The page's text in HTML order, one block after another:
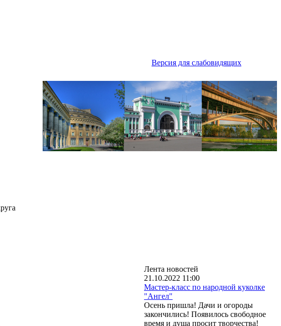
Версия для слабовидящих
Лента новостей
21.10.2022 11:00
Мастер-класс по народной куколке
"Ангел"
Осень пришла! Дачи и огороды
закончились! Появилось свободное
время и душа просит творчества!